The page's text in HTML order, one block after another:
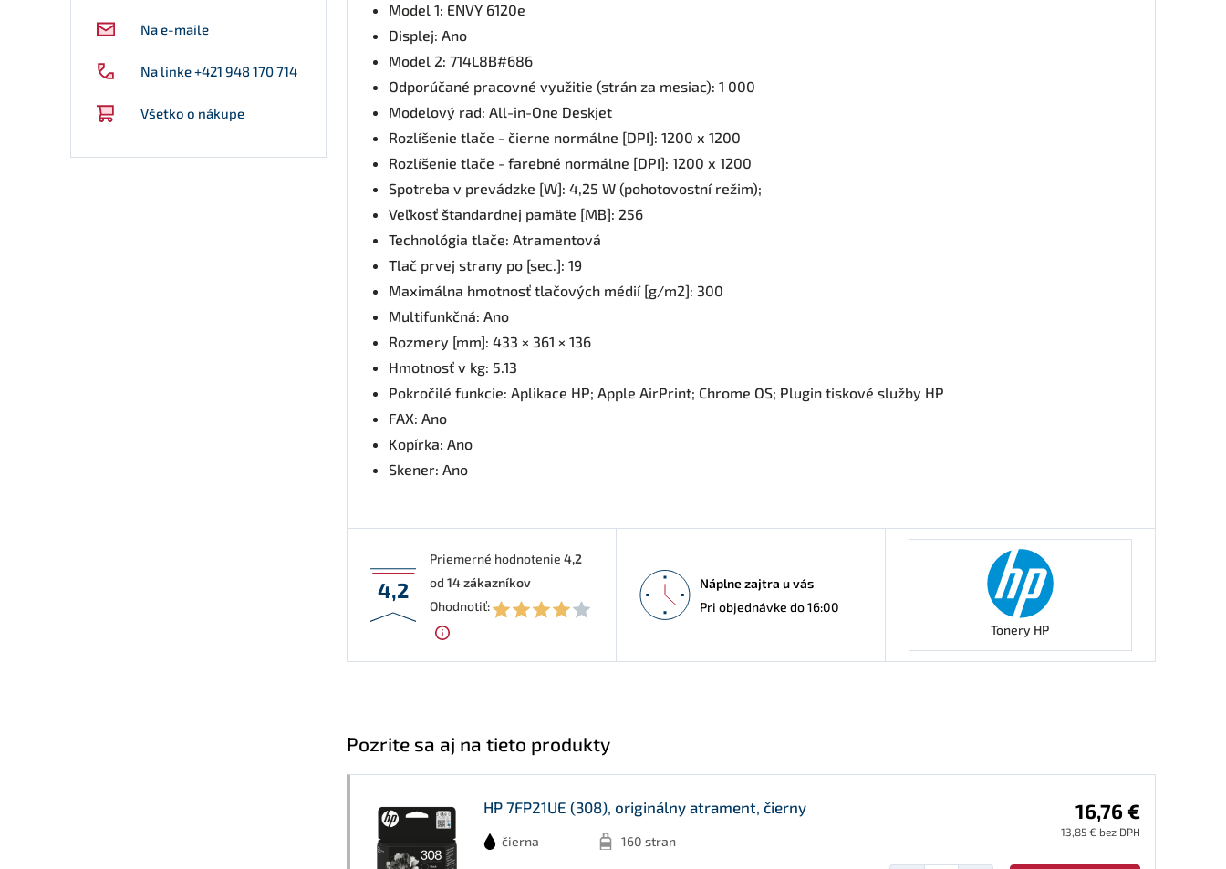
Na e-maile
Na linke +421 948 170 714
Všetko o nákupe
Model 1: ENVY 6120e
Displej: Ano
Model 2: 714L8B#686
Odporúčané pracovné využitie (strán za mesiac): 1 000
Modelový rad: All-in-One Deskjet
Rozlíšenie tlače - čierne normálne [DPI]: 1200 x 1200
Rozlíšenie tlače - farebné normálne [DPI]: 1200 x 1200
Spotreba v prevádzke [W]: 4,25 W (pohotovostní režim);
Veľkosť štandardnej pamäte [MB]: 256
Technológia tlače: Atramentová
Tlač prvej strany po [sec.]: 19
Maximálna hmotnosť tlačových médií [g/m2]: 300
Multifunkčná: Ano
Rozmery [mm]: 433 × 361 × 136
Hmotnosť v kg: 5.13
Pokročilé funkcie: Aplikace HP; Apple AirPrint; Chrome OS; Plugin tiskové služby HP
FAX: Ano
Kopírka: Ano
Skener: Ano
4,2
Priemerné hodnotenie4,2
od14zákazníkov
Ohodnotiť:
Náplne zajtra u vás
Pri objednávke do 16:00
Tonery HP
Pozrite sa aj na tieto produkty
HP 7FP21UE (308), originálny atrament, čierny
čierna 160 stran
16,76 €
13,85 € bez DPH